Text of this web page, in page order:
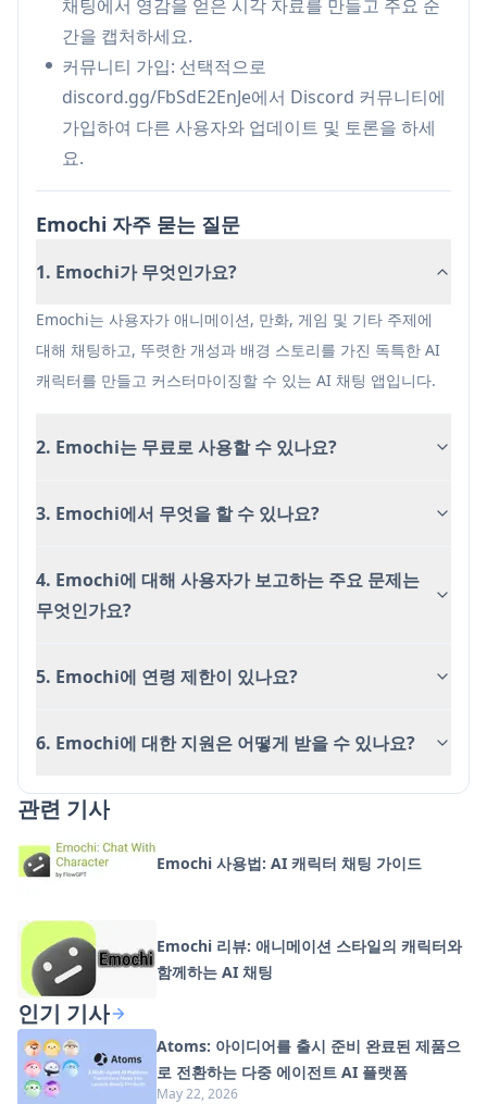
상호 작용적인 롤플레잉 시나리오를 통해 스토리를
개발하고 창작 글쓰기를 연습할 수 있습니다.
게임 커뮤니티 참여: 게이머는 게임 문화에 대한 이
해도가 높은 인공지능 동반자와 함께 전략, 줄거리
이론 및 게임 경험에 대해 토론할 수 있습니다.
장점
무료 버전에는 채팅 제한이 없음
합리적인 프리미엄 요금
단점
무료 버전의 잦은 광고
음
채팅에서 영감을 얻은 시각 자료를 만들고 주요 순
간을 캡처하세요.
커뮤니티 가입: 선택적으로
discord.gg/FbSdE2EnJe에서 Discord 커뮤니티에
가입하여 다른 사용자와 업데이트 및 토론을 하세
요.
Emochi 자주 묻는 질문
1. Emochi가 무엇인가요?
Emochi는 사용자가 애니메이션, 만화, 게임 및 기타 주제에
대해 채팅하고, 뚜렷한 개성과 배경 스토리를 가진 독특한 AI
캐릭터를 만들고 커스터마이징할 수 있는 AI 채팅 앱입니다.
2. Emochi는 무료로 사용할 수 있나요?
3. Emochi에서 무엇을 할 수 있나요?
4. Emochi에 대해 사용자가 보고하는 주요 문제는
무엇인가요?
5. Emochi에 연령 제한이 있나요?
6. Emochi에 대한 지원은 어떻게 받을 수 있나요?
관련 기사
Emochi 사용법: AI 캐릭터 채팅 가이드
Emochi 리뷰: 애니메이션 스타일의 캐릭터와
함께하는 AI 채팅
인기 기사
Atoms: 아이디어를 출시 준비 완료된 제품으
로 전환하는 다중 에이전트 AI 플랫폼
May 22, 2026